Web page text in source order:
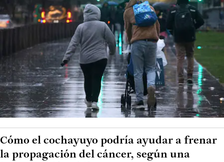
Cómo el cochayuyo podría ayudar a frenar
la propagación del cáncer, según una